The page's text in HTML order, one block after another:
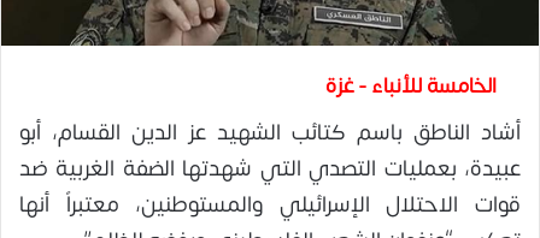
الخامسة للأنباء - غزة
أشاد الناطق باسم كتائب الشهيد عز الدين القسام، أبو
عبيدة، بعمليات التصدي التي شهدتها الضفة الغربية ضد
قوات الاحتلال الإسرائيلي والمستوطنين، معتبراً أنها